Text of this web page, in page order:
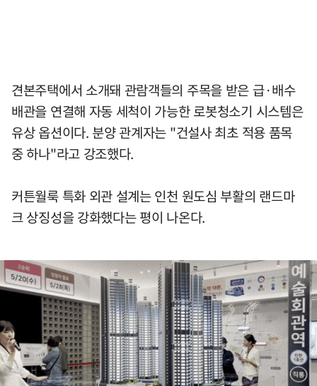
견본주택에서 소개돼 관람객들의 주목을 받은 급·배수
배관을 연결해 자동 세척이 가능한 로봇청소기 시스템은
유상 옵션이다. 분양 관계자는 "건설사 최초 적용 품목
중 하나"라고 강조했다.
커튼월룩 특화 외관 설계는 인천 원도심 부활의 랜드마
크 상징성을 강화했다는 평이 나온다.